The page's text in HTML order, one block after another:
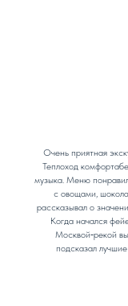
Очень приятная
Теплоход
музыка. Меню
с овощами,
рассказывал о
Когда начался
Москвой‑рекой
подсказал